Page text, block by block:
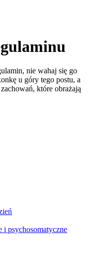
nie wahaj się go
u góry tego postu, a
które obrażają
i psychosomatyczne